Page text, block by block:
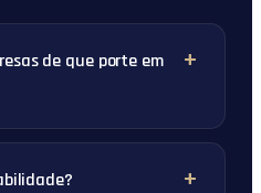
de que porte em